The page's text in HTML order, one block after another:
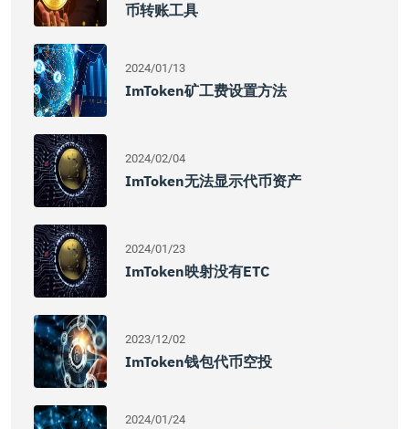
币转账工具
2024/01/13
ImToken矿工费设置方法
2024/02/04
ImToken无法显示代币资产
2024/01/23
ImToken映射没有ETC
2023/12/02
ImToken钱包代币空投
2024/01/24